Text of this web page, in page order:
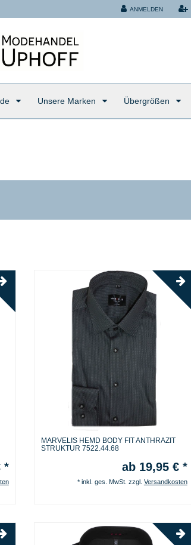
ANMELDEN
Unsere Marken Übergrößen
*
MARVELIS HEMD BODY FIT ANTHRAZIT
STRUKTUR 7522.44.68
ab 19,95 € *
* inkl. ges. MwSt. zzgl. Versandkosten